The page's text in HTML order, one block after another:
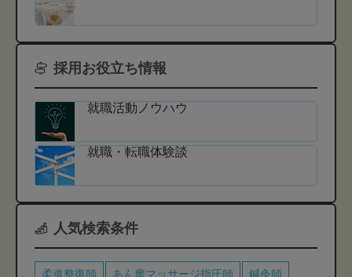
採用お役立ち情報
就職活動ノウハウ
就職・転職体験談
人気検索条件
柔道整復師 あん摩マッサージ指圧師 鍼灸師